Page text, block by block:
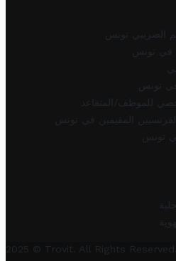
الضريبي تونس
في تونس
تونس
للموظف/المتقاعد
المقيمين في تونس
تونس
2025 © Trovit. All Rights Reserved.